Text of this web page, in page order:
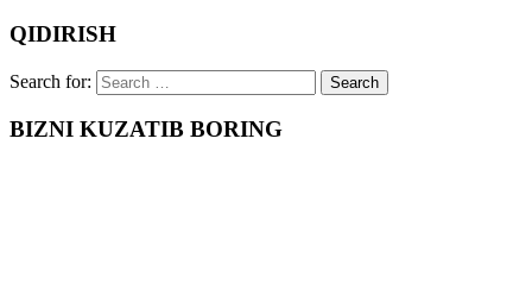
QIDIRISH
Search for:
BIZNI KUZATIB BORING